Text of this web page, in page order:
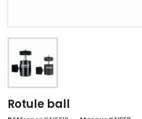
Rotule ball